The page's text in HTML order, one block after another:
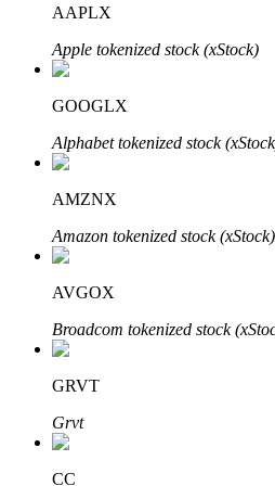
Блокировки BTR
Эксклюзивные инвестиции
Кредиты
AAPLX
Apple tokenized stock (xStock)
GOOGLX
Alphabet tokenized stock
AMZNX
Amazon tokenized stock (xStock)
AVGOX
Broadcom tokenized stock
GRVT
Grvt
CC